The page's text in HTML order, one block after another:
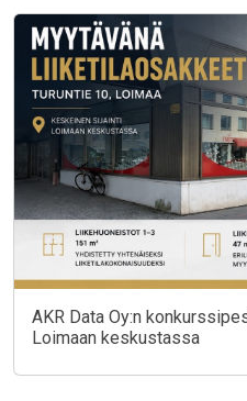
AKR Data Oy:n
Loimaan keskustassa